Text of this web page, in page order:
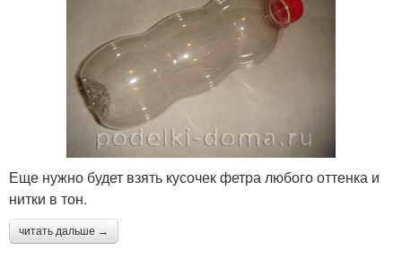
Еще нужно будет взять кусочек фетра любого оттенка и
нитки в тон.
читать дальше →